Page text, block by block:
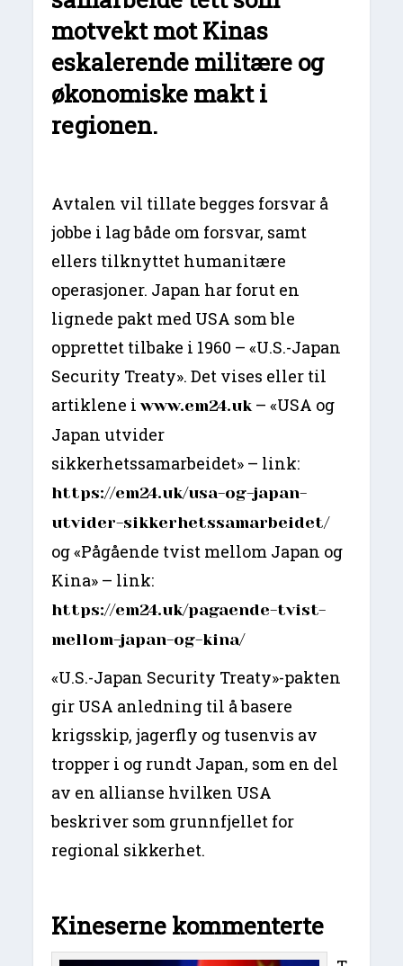
motvekt mot Kinas
eskalerende militære og
økonomiske makt i
regionen.
Avtalen vil tillate begges forsvar å
jobbe i lag både om forsvar, samt
ellers tilknyttet humanitære
operasjoner. Japan har forut en
lignede pakt med USA som ble
opprettet tilbake i 1960 – «U.S.-Japan
Security Treaty». Det vises eller til
artiklene iwww.em24.uk– «USA og
Japan utvider
sikkerhetssamarbeidet» – link:
https://em24.uk/usa-og-japan-
utvider-sikkerhetssamarbeidet/
og «Pågående tvist mellom Japan og
Kina» – link:
https://em24.uk/pagaende-tvist-
mellom-japan-og-kina/
«U.S.-Japan Security Treaty»-pakten
gir USA anledning til å basere
krigsskip, jagerfly og tusenvis av
tropper i og rundt Japan, som en del
av en allianse hvilken USA
beskriver som grunnfjellet for
regional sikkerhet.
Kineserne kommenterte